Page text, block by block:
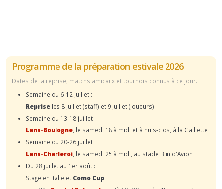
Programme de la préparation estivale 2026
Dates de la reprise, matchs amicaux et tournois connus à ce jour.
Semaine du 6-12 juillet :
Reprise les 8 juillet (staff) et 9 juillet (joueurs)
Semaine du 13-18 juillet :
Lens-Boulogne , le samedi 18 à midi et à huis-clos, à la Gaillette
Semaine du 20-26 juillet :
Lens-Charleroi , le samedi 25 à midi, au stade Blin d'Avion
Du 28 juillet au 1er août :
Stage en Italie et Como Cup